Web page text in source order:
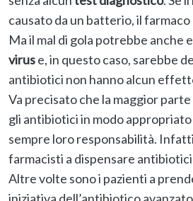
causato da un batterio, il
Ma il mal di gola potrebbe anche
viruse, in questo caso, sarebbe
antibiotici non hanno alcun
Va precisato che la maggior
gli antibiotici in modo appropriato
sempre loro responsabilità.
farmacisti a dispensare
Altre volte sono i pazienti a